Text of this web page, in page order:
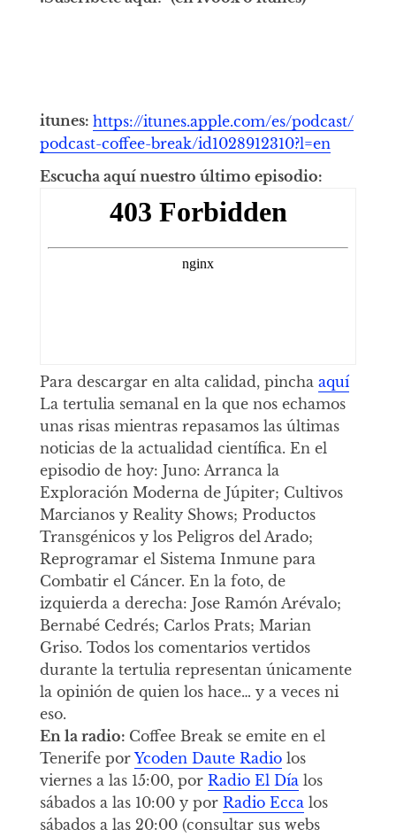
itunes: https://itunes.apple.com/es/podcast/
podcast-coffee-break/id1028912310?l=en
Escucha aquí nuestro último episodio:
Para descargar en alta calidad, pincha aquí
La tertulia semanal en la que nos echamos
unas risas mientras repasamos las últimas
noticias de la actualidad científica. En el
episodio de hoy: Juno: Arranca la
Exploración Moderna de Júpiter; Cultivos
Marcianos y Reality Shows; Productos
Transgénicos y los Peligros del Arado;
Reprogramar el Sistema Inmune para
Combatir el Cáncer. En la foto, de
izquierda a derecha: Jose Ramón Arévalo;
Bernabé Cedrés; Carlos Prats; Marian
Griso. Todos los comentarios vertidos
durante la tertulia representan únicamente
la opinión de quien los hace… y a veces ni
eso.
En la radio: Coffee Break se emite en el
Tenerife por Ycoden Daute Radiolos
viernes a las 15:00, por Radio El Díalos
sábados a las 10:00 y por Radio Eccalos
sábados a las 20:00 (consultar sus webs